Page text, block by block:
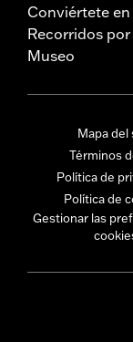
Conviértete
Recorridos
Museo
Mapa del
Términos
Política de
Política de
Gestionar las